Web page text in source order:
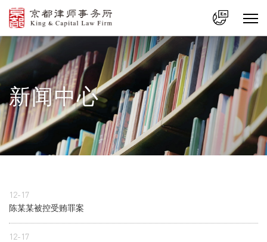
中文
En
新闻中心
12-17
陈某某被控受贿罪案
12-17